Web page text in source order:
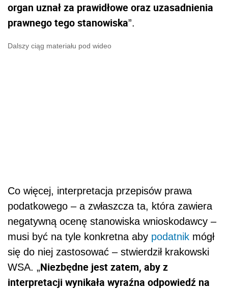
organ uznał za prawidłowe oraz uzasadnienia
prawnego tego stanowiska”.
Dalszy ciąg materiału pod wideo
Co więcej, interpretacja przepisów prawa
podatkowego – a zwłaszcza ta, która zawiera
negatywną ocenę stanowiska wnioskodawcy –
musi być na tyle konkretna aby podatnik mógł
się do niej zastosować – stwierdził krakowski
WSA. „Niezbędne jest zatem, aby z
interpretacji wynikała wyraźna odpowiedź na